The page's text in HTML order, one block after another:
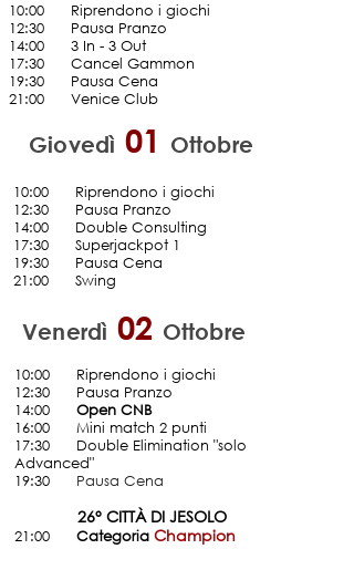
10:00
Riprendono i giochi
12:30
Pausa Pranzo
14:00
3 In - 3 Out
17:30 Cancel Gammon
19:30
Pausa Cena
21:00
Venice Club
Giovedì 01 Ottobre
10:00
Riprendono i giochi
12:30 Pausa Pranzo
14:00
Double Consulting
17:30
Superjackpot 1
19:30
Pausa Cena
21:00
Swing
Venerdì 02 Ottobre
10:00
Riprendono i giochi
12:30 Pausa Pranzo
14:00
Open CNB
16:00 Mini match 2 punti
17:30
Double Elimination "solo
Advanced"
19:30
Pausa Cena
26° CITTÀ DI JESOLO
21:00 Categoria Champion